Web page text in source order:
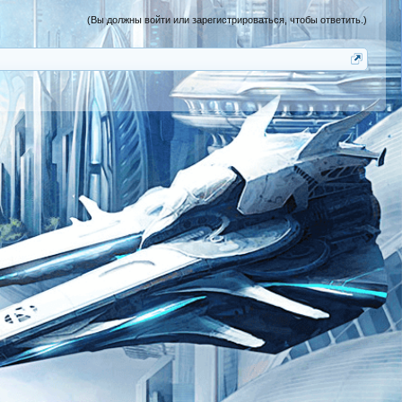
(Вы должны войти или зарегистрироваться, чтобы ответить.)